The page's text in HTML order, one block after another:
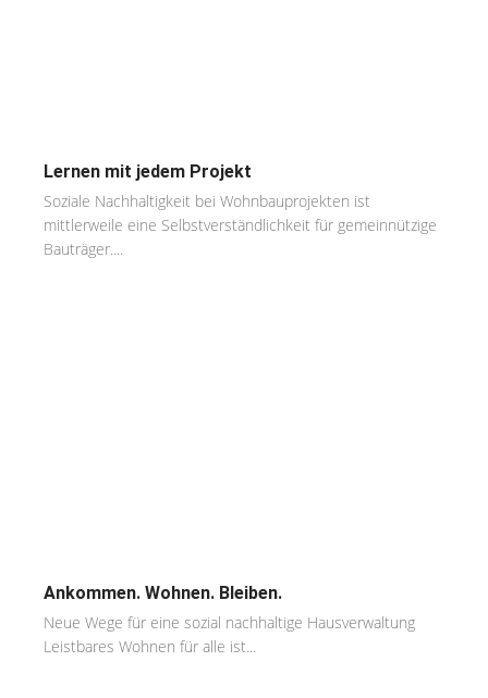
Lernen mit jedem Projekt
Soziale Nachhaltigkeit bei Wohnbauprojekten ist
mittlerweile eine Selbstverständlichkeit für gemeinnützige
Bauträger....
Ankommen. Wohnen. Bleiben.
Neue Wege für eine sozial nachhaltige Hausverwaltung
Leistbares Wohnen für alle ist...